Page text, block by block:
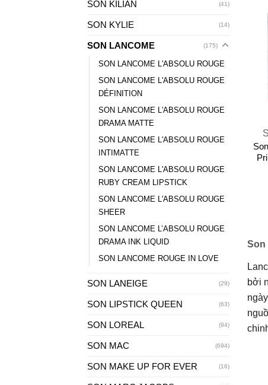
SON KILIAN (41)
SON KYLIE (14)
SON LANCOME (175)
SON LANCOME L'ABSOLU ROUGE
SON LANCOME L'ABSOLU ROUGE
DÉFINITION
SON LANCOME L'ABSOLU ROUGE
DRAMA MATTE
SON LANCOME L'ABSOLU ROUGE
INTIMATTE
SON LANCOME L'ABSOLU ROUGE
RUBY CREAM LIPSTICK
SON LANCOME L'ABSOLU ROUGE
SHEER
SON LANCOME L’ABSOLU ROUGE
DRAMA INK LIQUID
SON LANCOME ROUGE IN LOVE
SON LANEIGE (29)
SON LIPSTICK QUEEN (63)
SON LOREAL (94)
SON MAC (694)
SON MAKE UP FOR EVER (16)
Son
bởi